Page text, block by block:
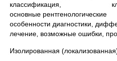
классификация,
основные
особенности диагностики,
лечение, возможные ошибки,
Изолированная